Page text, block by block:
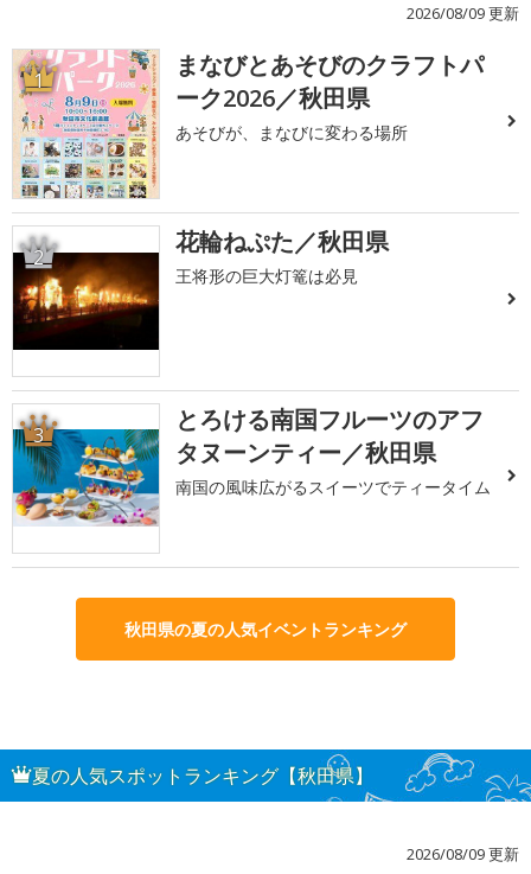
2026/08/09 更新
1
まなびとあそびのクラフトパ
ーク2026／秋田県
あそびが、まなびに変わる場所
2 花輪ねぷた／秋田県
王将形の巨大灯篭は必見
3
とろける南国フルーツのアフ
タヌーンティー／秋田県
南国の風味広がるスイーツでティータイム
秋田県の夏の人気イベントランキング
夏の人気スポットランキング【秋田県】
2026/08/09 更新